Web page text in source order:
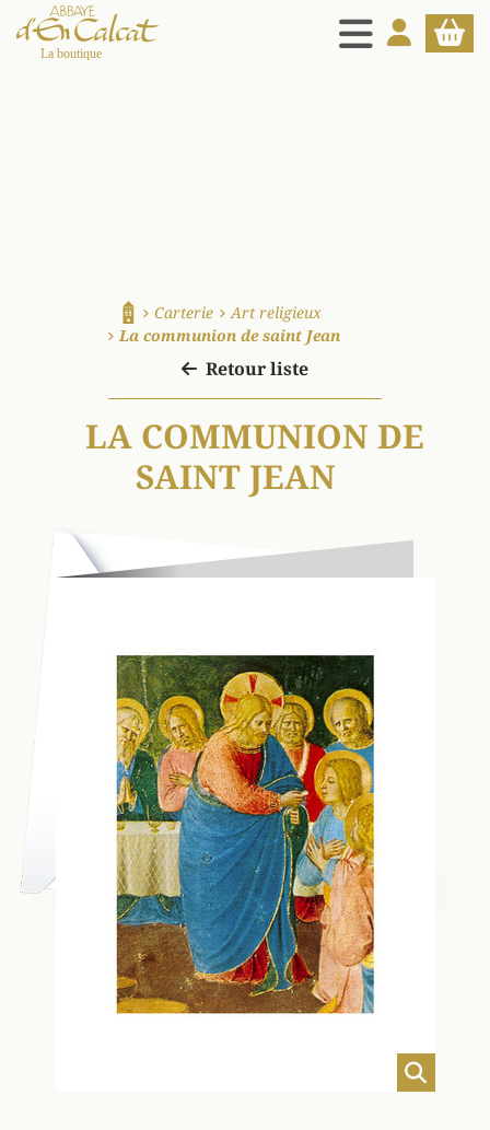
MENU
MON PANIER
Accueil
Carterie
Art religieux
La communion de saint Jean
Retour liste
LA COMMUNION DE
SAINT JEAN